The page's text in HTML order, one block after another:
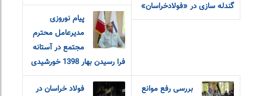
گندله سازی در «فولادخراسان»
پیام نوروزی
مدیرعامل محترم
مجتمع در آستانه
فرا رسیدن بهار 1398 خورشیدی
بررسی رفع موانع
فولاد خراسان در